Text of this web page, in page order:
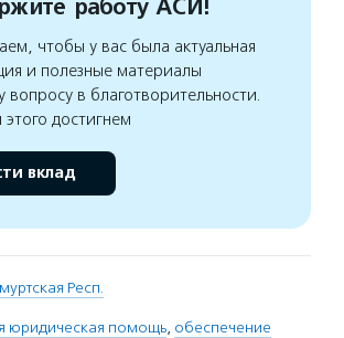
работу АСИ!
чтобы у вас была актуальная
и полезные материалы
в благотворительности.
достигнем
вклад
Респ.
юридическая помощь, обеспечение